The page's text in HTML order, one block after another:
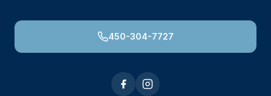
450-304-7727